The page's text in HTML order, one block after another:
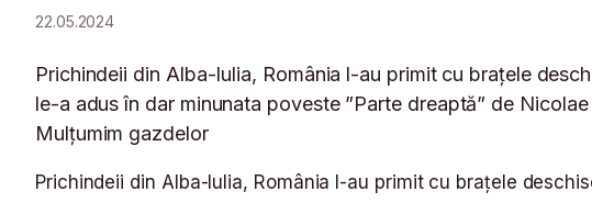
22.05.2024
Prichindeii din Alba-Iulia, România l-au primit cu brațele
le-a adus în dar minunata poveste ”Parte dreaptă” de
Mulțumim gazdelor
Prichindeii din Alba-Iulia, România l-au primit cu brațele